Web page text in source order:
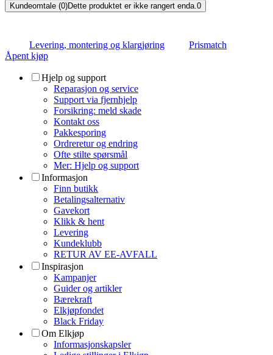
Kundeomtale (0)Dette produktet er ikke rangert enda. 0
Levering, montering og klargjøring
Prismatch
Åpent kjøp
Hjelp og support
Reparasjon og service
Support via fjernhjelp
Forsikring: meld skade
Kontakt oss
Pakkesporing
Ordreretur og endring
Ofte stilte spørsmål
Mer: Hjelp og support
Informasjon
Finn butikk
Betalingsalternativ
Gavekort
Klikk & hent
Levering
Kundeklubb
RETUR AV EE-AVFALL
Inspirasjon
Kampanjer
Guider og artikler
Bærekraft
Elkjøpfondet
Black Friday
Om Elkjøp
Informasjonskapsler